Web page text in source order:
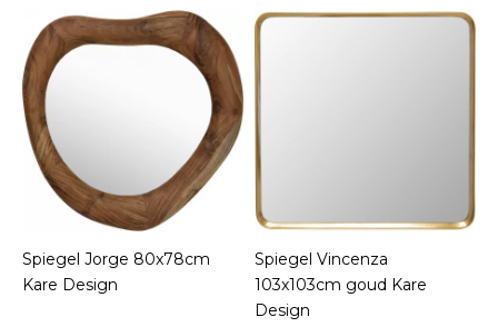
Spiegel Jorge 80x78cm
Kare Design
Spiegel Vincenza
103x103cm goud Kare
Design